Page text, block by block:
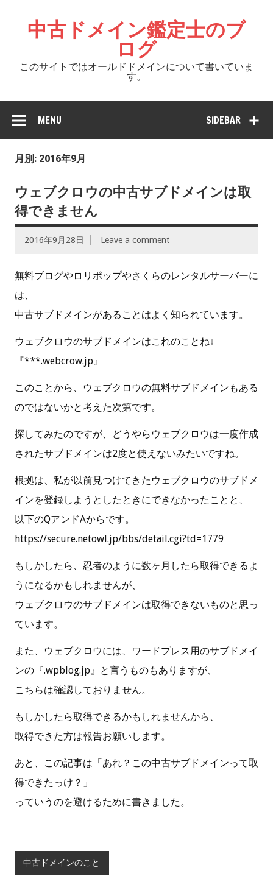
中古ドメイン鑑定士のブ
ログ
このサイトではオールドドメインについて書いていま
す。
SIDEBAR
MENU
月別: 2016年9月
ウェブクロウの中古サブドメインは取
得できません
2016年9月28日 Leave a comment
無料ブログやロリポップやさくらのレンタルサーバーに
は、
中古サブドメインがあることはよく知られています。
ウェブクロウのサブドメインはこれのことね↓
『***.webcrow.jp』
このことから、ウェブクロウの無料サブドメインもある
のではないかと考えた次第です。
探してみたのですが、どうやらウェブクロウは一度作成
されたサブドメインは2度と使えないみたいですね。
根拠は、私が以前見つけてきたウェブクロウのサブドメ
インを登録しようとしたときにできなかったことと、
以下のQアンドAからです。
https://secure.netowl.jp/bbs/detail.cgi?td=1779
もしかしたら、忍者のように数ヶ月したら取得できるよ
うになるかもしれませんが、
ウェブクロウのサブドメインは取得できないものと思っ
ています。
また、ウェブクロウには、ワードプレス用のサブドメイ
ンの『.wpblog.jp』と言うものもありますが、
こちらは確認しておりません。
もしかしたら取得できるかもしれませんから、
取得できた方は報告お願いします。
あと、この記事は「あれ？この中古サブドメインって取
得できたっけ？」
っていうのを避けるために書きました。
中古ドメインのこと